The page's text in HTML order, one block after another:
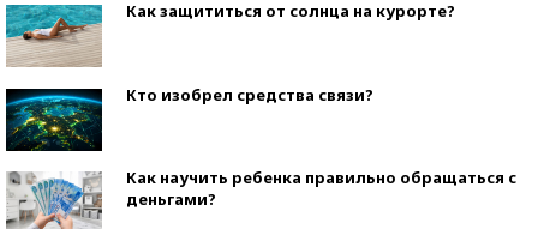
Как защититься от солнца на курорте?
Кто изобрел средства связи?
Как научить ребенка правильно обращаться с
деньгами?